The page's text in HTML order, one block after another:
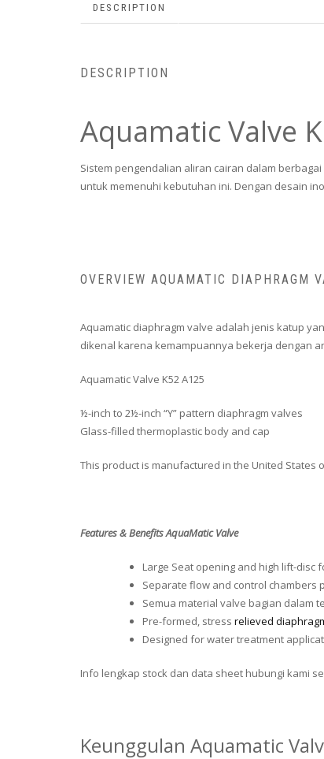
DESCRIPTION
DESCRIPTION
Aquamatic Valve
Sistem pengendalian aliran cairan dalam
untuk memenuhi kebutuhan ini. Dengan desain
OVERVIEW AQUAMATIC DIAPHRAGM
Aquamatic diaphragm valve adalah jenis katup
dikenal karena kemampuannya bekerja dengan
Aquamatic Valve K52 A125
½-inch to 2½-inch “Y” pattern diaphragm valves
Glass-filled thermoplastic body and cap
This product is manufactured in the United States
Features & Benefits AquaMatic Valve
Large Seat opening and high lift-
Separate flow and control chambers
Semua material valve bagian dalam
Pre-formed, stress relieved
Designed for water treatment
Info lengkap stock dan data sheet hubungi kami
Keunggulan Aquamatic